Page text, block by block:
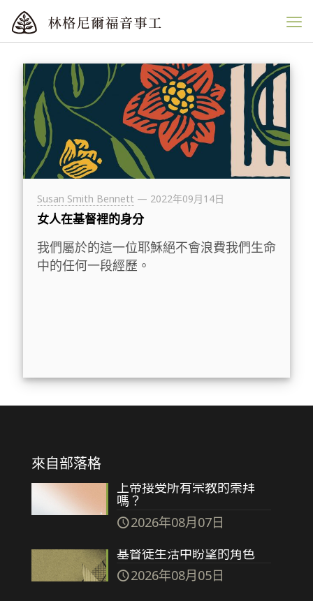
Susan Smith Bennett — 2022年09月14日
女人在基督裡的身分
我們屬於的這一位耶穌絕不會浪費我們生命
中的任何一段經歷。
來自部落格
上帝接受所有宗教的崇拜
嗎？
2026年08月07日
基督徒生活中盼望的角色
2026年08月05日